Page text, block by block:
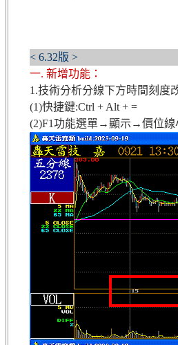
< 6.32版 >
一. 新增功能：
1.技術分析分線下方時間刻度
(1)快捷鍵:Ctrl + Alt + =
(2)F1功能選單→顯示→價位線